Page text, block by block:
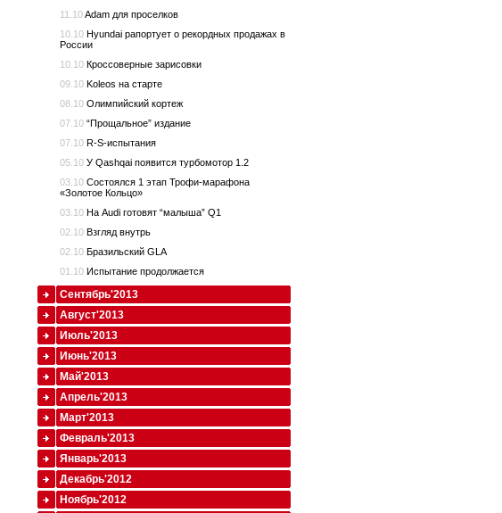
11.10Adam для проселков
10.10 Hyundai рапортует о рекордных продажах в
России
10.10 Кроссоверные зарисовки
09.10 Koleos на старте
08.10 Олимпийский кортеж
07.10 “Прощальное” издание
07.10 R-S-испытания
05.10 У Qashqai появится турбомотор 1.2
03.10 Состоялся 1 этап Трофи-марафона
«Золотое Кольцо»
03.10 На Audi готовят “малыша” Q1
02.10 Взгляд внутрь
02.10 Бразильский GLA
01.10 Испытание продолжается
Сентябрь'2013
Август'2013
Июль'2013
Июнь'2013
Май'2013
Апрель'2013
Март'2013
Февраль'2013
Январь'2013
Декабрь'2012
Ноябрь'2012